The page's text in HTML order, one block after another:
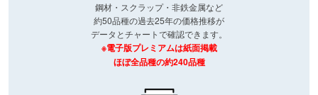
鋼材・スクラップ・非鉄金属など
約50品種の過去25年の価格推移が
データとチャートで確認できます。
※電子版プレミアムは紙面掲載
ほぼ全品種の約240品種